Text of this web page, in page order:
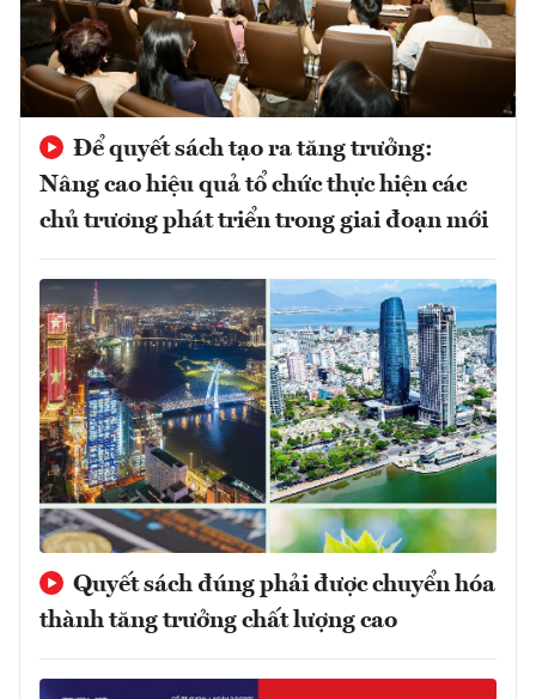
Để quyết sách tạo ra tăng trưởng:
Nâng cao hiệu quả tổ chức thực hiện các
chủ trương phát triển trong giai đoạn mới
Quyết sách đúng phải được chuyển hóa
thành tăng trưởng chất lượng cao